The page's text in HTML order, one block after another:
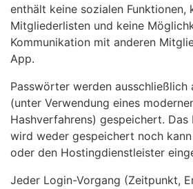
enthält keine sozialen Funktionen,
Mitgliederlisten und keine
Kommunikation mit anderen
App.
Passwörter werden ausschließlich
(unter Verwendung eines
Hashverfahrens) gespeichert.
wird weder gespeichert noch
oder den Hostingdienstleister
Jeder Login-Vorgang (Zeitpunkt,